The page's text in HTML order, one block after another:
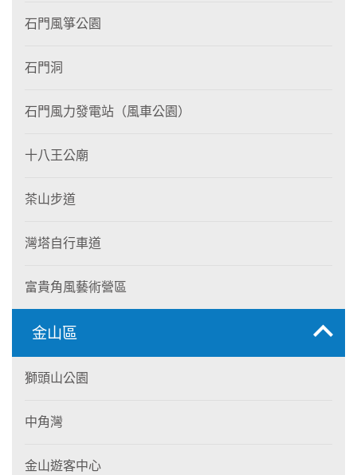
石門風箏公園
石門洞
石門風力發電站（風車公園）
十八王公廟
茶山步道
灣塔自行車道
富貴角風藝術營區
金山區
獅頭山公園
中角灣
金山遊客中心